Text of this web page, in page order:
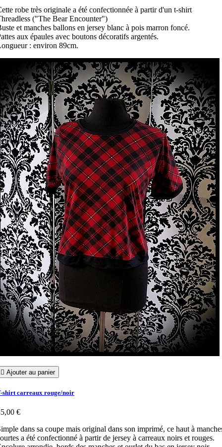
robe très originale a été confectionnée à partir d'un t-shirt
("The Bear Encounter")
et manches ballons en jersey blanc à pois marron foncé.
aux épaules avec boutons décoratifs argentés.
: environ 89cm.
 Ajouter au panier
shirt carreaux rouge/noir
€
dans sa coupe mais original dans son imprimé, ce haut à
a été confectionné à partir de jersey à carreaux noirs et rouges.